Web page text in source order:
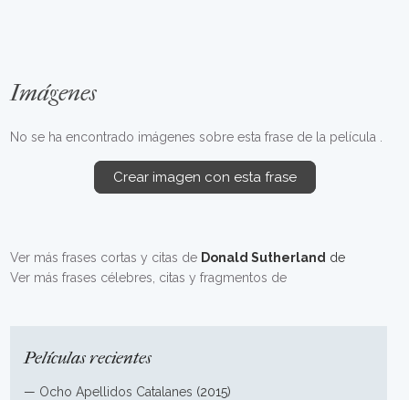
Imágenes
No se ha encontrado imágenes sobre esta frase de la película .
Crear imagen con esta frase
Ver más frases cortas y citas de Donald Sutherland de
Ver más frases célebres, citas y fragmentos de
Películas recientes
— Ocho Apellidos Catalanes (2015)